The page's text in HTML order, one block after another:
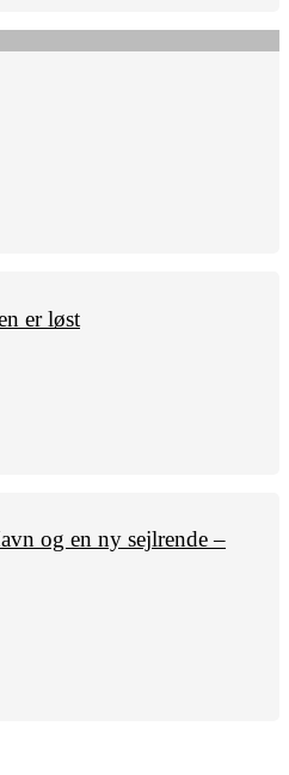
er løst
og en ny sejlrende –